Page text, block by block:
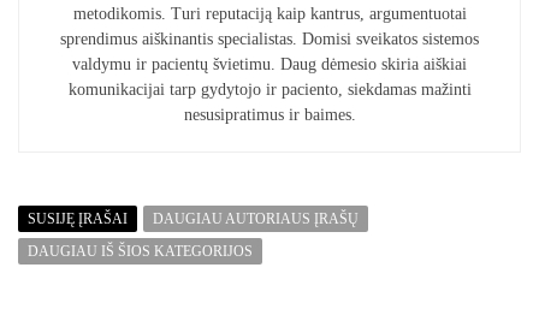
metodikomis. Turi reputaciją kaip kantrus, argumentuotai
sprendimus aiškinantis specialistas. Domisi sveikatos sistemos
valdymu ir pacientų švietimu. Daug dėmesio skiria aiškiai
komunikacijai tarp gydytojo ir paciento, siekdamas mažinti
nesusipratimus ir baimes.
SUSIJĘ ĮRAŠAI
DAUGIAU AUTORIAUS ĮRAŠŲ
DAUGIAU IŠ ŠIOS KATEGORIJOS